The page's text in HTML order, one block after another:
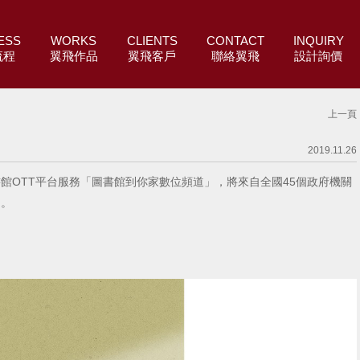
程
WORKS
翼飛作品
CLIENTS
翼飛客戶
CONTACT
聯絡翼飛
INQUIRY
設計詢價
上一頁
2019.11.26
OTT平台服務「圖書館到你家數位頻道」，將來自全國45個政府機關